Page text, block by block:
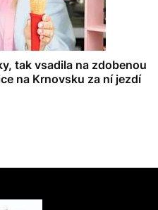
tak vsadila na zdobenou
na Krnovsku za ní jezdí